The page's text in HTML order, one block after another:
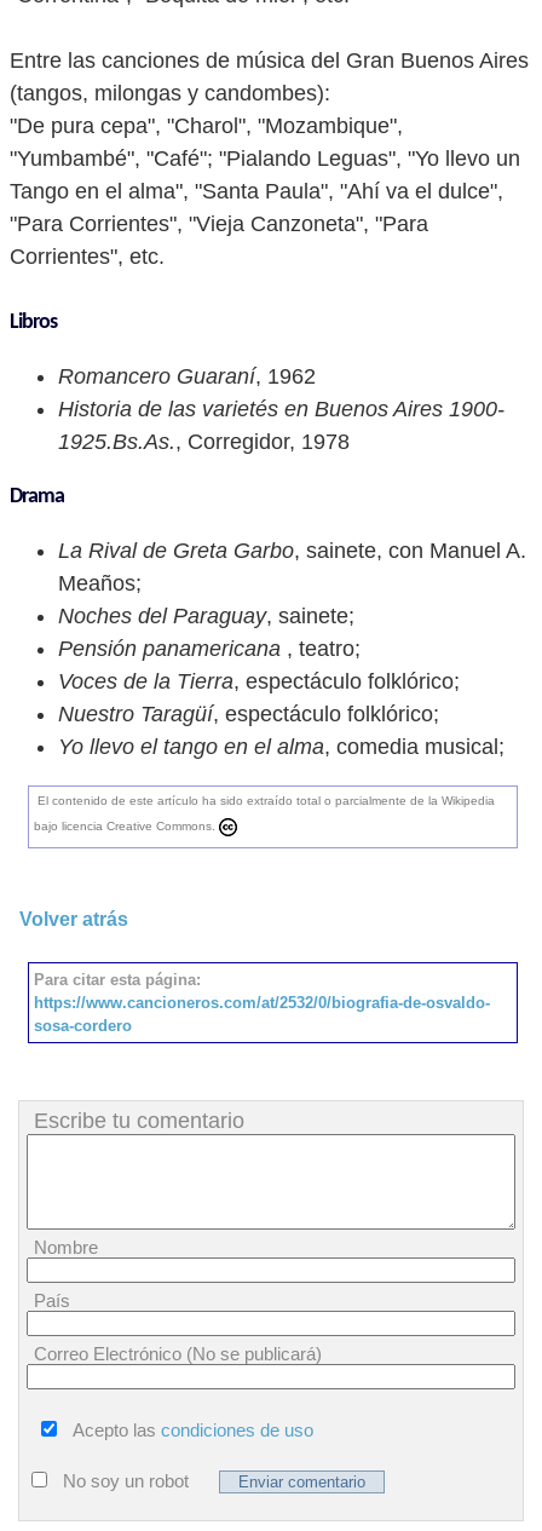
Entre las canciones de música del Gran Buenos Aires
(tangos, milongas y candombes):
"De pura cepa", "Charol", "Mozambique",
"Yumbambé", "Café"; "Pialando Leguas", "Yo llevo un
Tango en el alma", "Santa Paula", "Ahí va el dulce",
"Para Corrientes", "Vieja Canzoneta", "Para
Corrientes", etc.
Libros
Romancero Guaraní, 1962
Historia de las varietés en Buenos Aires 1900-
1925.Bs.As., Corregidor, 1978
Drama
La Rival de Greta Garbo, sainete, con Manuel A.
Meaños;
Noches del Paraguay, sainete;
Pensión panamericana , teatro;
Voces de la Tierra, espectáculo folklórico;
Nuestro Taragüí, espectáculo folklórico;
Yo llevo el tango en el alma, comedia musical;
El contenido de este artículo ha sido extraído total o parcialmente de la Wikipedia
bajo licencia Creative Commons.
Volver atrás
Para citar esta página:
https://www.cancioneros.com/at/2532/0/biografia-de-osvaldo-
sosa-cordero
Escribe tu comentario
Nombre
País
Correo Electrónico (No se publicará)
Acepto las condiciones de uso
No soy un robot